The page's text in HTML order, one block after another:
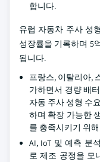
합니다.
유럽 자동차 주사 성
성장률을 기록하며 5
됩니다.
프랑스, 이탈리아,
가하면서 경량 배
자동 주사 성형 수
하며 확장 가능한
를 충족시키기 위
AI, IoT 및 예측 분
로 제조 공정을 모